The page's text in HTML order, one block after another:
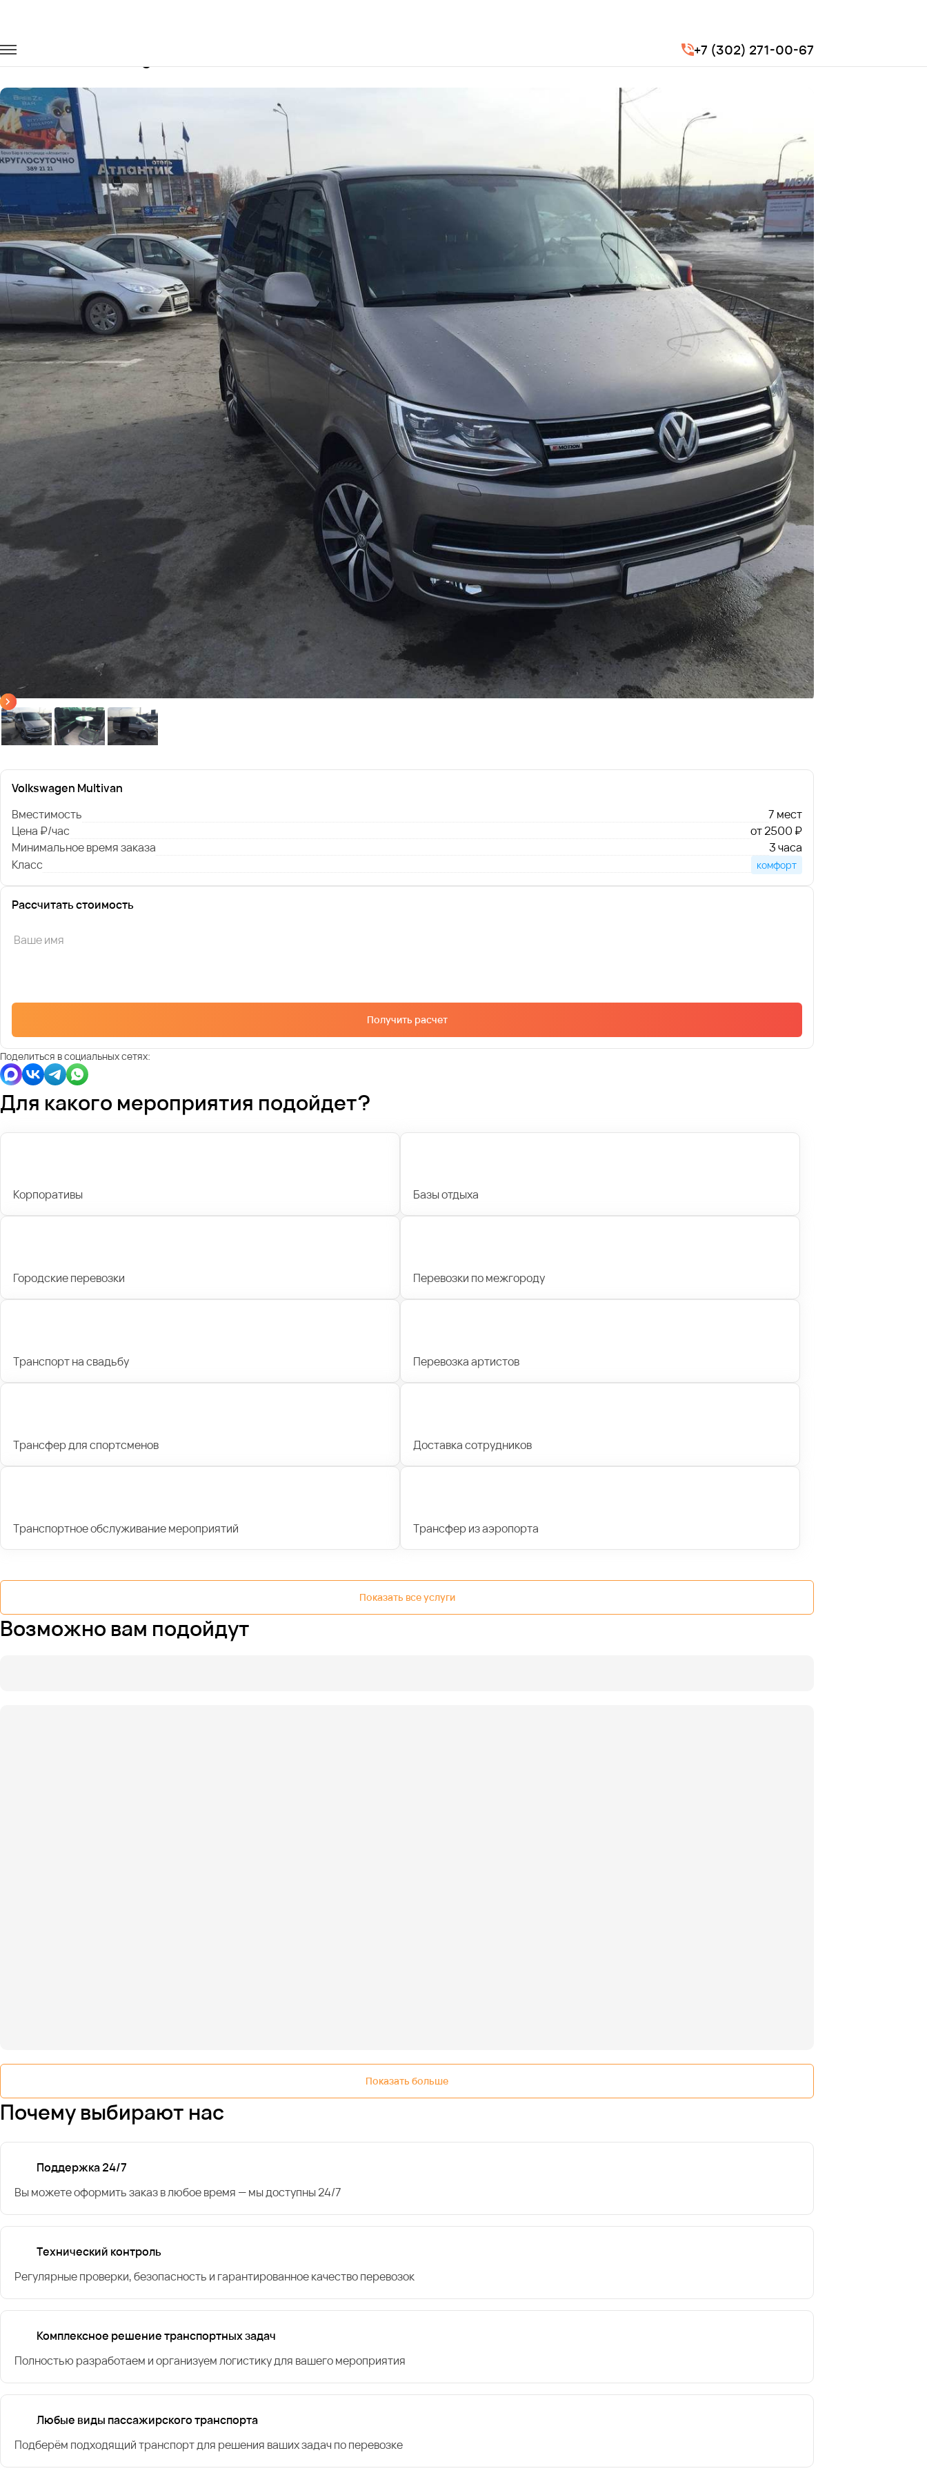
+7 (302) 271-00-67
Заказать Volkswagen Multivan с водителем в Чите
Volkswagen Multivan
Вместимость
7 мест
Цена ₽/час
от 2500 ₽
Минимальное время заказа
3 часа
Класс
комфорт
Рассчитать стоимость
Получить расчет
Поделиться в социальных сетях:
Для какого мероприятия подойдет?
Корпоративы Базы отдыха
Городские перевозки Перевозки по межгороду
Транспорт на свадьбу Перевозка артистов
Трансфер для спортсменов Доставка сотрудников
Транспортное обслуживание мероприятий Трансфер из аэропорта
Показать все услуги
Возможно вам подойдут
Показать больше
Почему выбирают нас
Поддержка 24/7
Вы можете оформить заказ в любое время — мы доступны 24/7
Технический контроль
Регулярные проверки, безопасность и гарантированное качество перевозок
Комплексное решение транспортных задач
Полностью разработаем и организуем логистику для вашего мероприятия
Любые виды пассажирского транспорта
Подберём подходящий транспорт для решения ваших задач по перевозке